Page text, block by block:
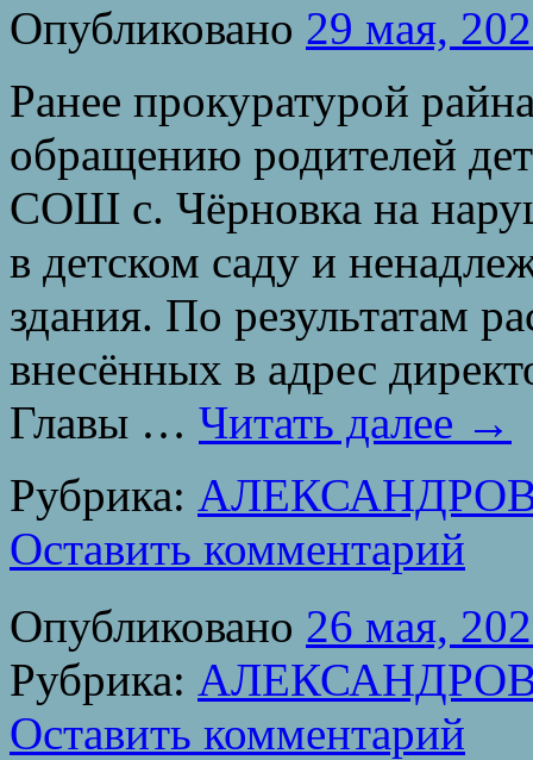
Опубликовано 29 мая,
Ранее прокуратурой
обращению родителей
СОШ с. Чёрновка на
в детском саду и
здания. По результатам
внесённых в адрес
Главы … Читать далее →
Рубрика:
Оставить комментарий
Опубликовано 26 мая,
Рубрика:
Оставить комментарий